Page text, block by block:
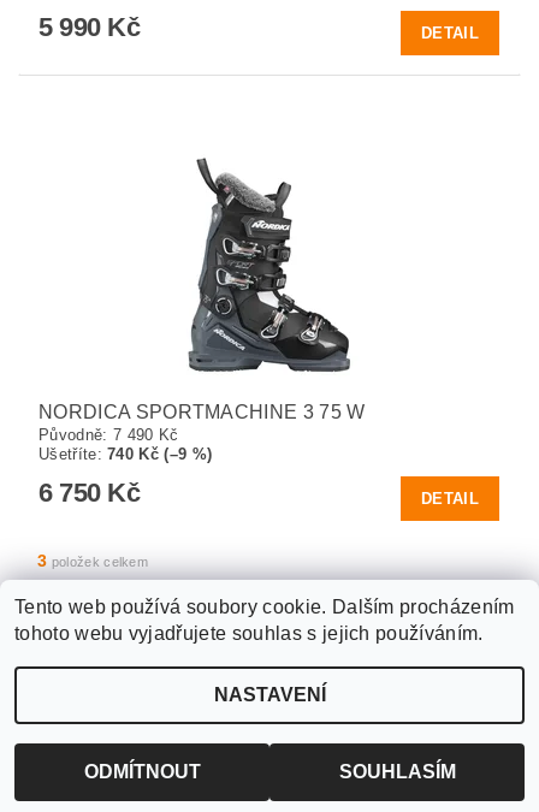
5 990 Kč DETAIL
NORDICA SPORTMACHINE 3 75 W
Původně: 7 490 Kč
Ušetříte:740 Kč (–9 %)
6 750 Kč DETAIL
3 položek celkem
WANTED SPORT PARDUBICE , všechna práva vyhrazena
cookies
Tento web používá soubory cookie. Dalším procházením
tohoto webu vyjadřujete souhlas s jejich používáním.
NASTAVENÍ
ODMÍTNOUT SOUHLASÍM